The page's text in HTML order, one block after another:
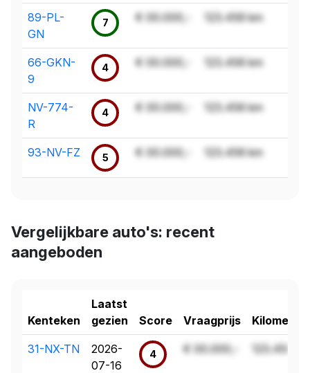
89-PL-
GN
7 € 00.000,- 123.456 km
66-GKN-
9
4 € 00.000,- 123.456 km
NV-774-
R
4 € 00.000,- 123.456 km
93-NV-FZ 5 € 00.000,- 123.456 km
Vergelijkbare auto's: recent
aangeboden
Kenteken
Laatst
gezien
Score Vraagprijs
31-NX-TN
2026-
07-16
4 € 00.000,- 123.456 km